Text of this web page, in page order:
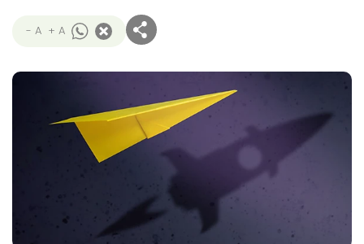
- A + A